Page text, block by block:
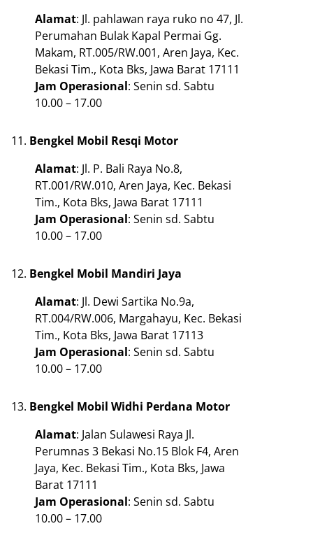
Alamat: Jl. pahlawan raya ruko no 47, Jl.
Perumahan Bulak Kapal Permai Gg.
Makam, RT.005/RW.001, Aren Jaya, Kec.
Bekasi Tim., Kota Bks, Jawa Barat 17111
Jam Operasional: Senin sd. Sabtu
10.00 – 17.00
Bengkel Mobil Resqi Motor
Alamat: Jl. P. Bali Raya No.8,
RT.001/RW.010, Aren Jaya, Kec. Bekasi
Tim., Kota Bks, Jawa Barat 17111
Jam Operasional: Senin sd. Sabtu
10.00 – 17.00
Bengkel Mobil Mandiri Jaya
Alamat: Jl. Dewi Sartika No.9a,
RT.004/RW.006, Margahayu, Kec. Bekasi
Tim., Kota Bks, Jawa Barat 17113
Jam Operasional: Senin sd. Sabtu
10.00 – 17.00
Bengkel Mobil Widhi Perdana Motor
Alamat: Jalan Sulawesi Raya Jl.
Perumnas 3 Bekasi No.15 Blok F4, Aren
Jaya, Kec. Bekasi Tim., Kota Bks, Jawa
Barat 17111
Jam Operasional: Senin sd. Sabtu
10.00 – 17.00